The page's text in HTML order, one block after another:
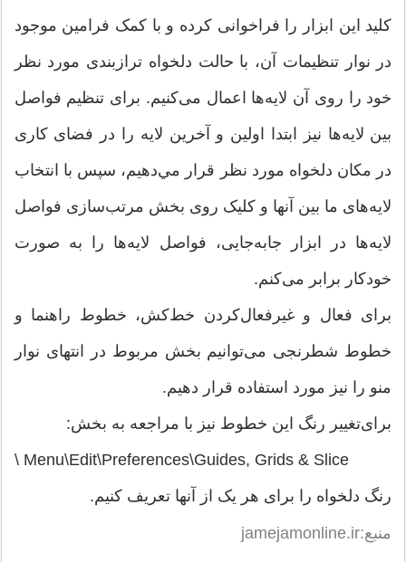
کلید این ابزار را فراخوانی كرده و با کمک فرامین موجود
در نوار تنظيمات آن، با حالت دلخواه ترازبندی مورد نظر
خود را روی آن لایه‌ها اعمال می‌کنیم. برای تنظیم فواصل
بین لایه‌ها نیز ابتدا اولین و آخرین لایه را در فضای کاری
در مکان دلخواه مورد نظر قرار مي‌دهيم، سپس با انتخاب
لایه‌های ما بین آنها و کلیک روی بخش مرتب‌سازی فواصل
لایه‌ها در ابزار جابه‌جایی، فواصل لایه‌ها را به صورت
خودکار برابر می‌كنم.
برای فعال و غیرفعال‌کردن خط‌کش، خطوط راهنما و
خطوط شطرنجی می‌توانیم بخش مربوط در انتهای نوار
منو را نیز مورد استفاده قرار دهیم.
برای‌تغییر رنگ این خطوط نیز با مراجعه به بخش:
Menu\Edit\Preferences\Guides, Grids & Slice \
رنگ دلخواه را برای هر یک از آنها تعریف كنیم.
منبع:jamejamonline.ir